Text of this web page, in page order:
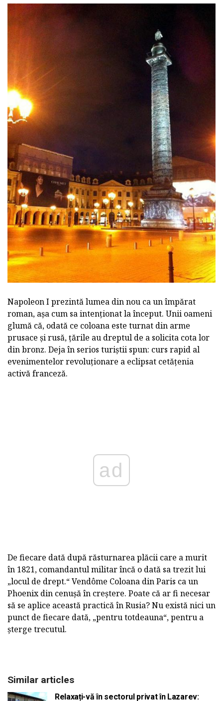
Napoleon I prezintă lumea din nou ca un împărat
roman, așa cum sa intenționat la început. Unii oameni
glumă că, odată ce coloana este turnat din arme
prusace și rusă, țările au dreptul de a solicita cota lor
din bronz. Deja în serios turiștii spun: curs rapid al
evenimentelor revoluționare a eclipsat cetățenia
activă franceză.
ad
De fiecare dată după răsturnarea plăcii care a murit
în 1821, comandantul militar încă o dată sa trezit lui
„locul de drept.“ Vendôme Coloana din Paris ca un
Phoenix din cenușă în creștere. Poate că ar fi necesar
să se aplice această practică în Rusia? Nu există nici un
punct de fiecare dată, „pentru totdeauna“, pentru a
șterge trecutul.
Similar articles
Relaxați-vă în sectorul privat în Lazarev: